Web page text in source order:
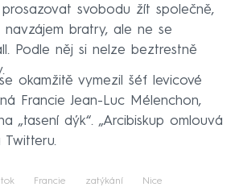
svobodu žít společně,
navzájem bratry, ale ne se
Podle něj si nelze beztrestně
okamžitě vymezil šéf levicové
Francie Jean-Luc Mélenchon,
„tasení dýk“. „Arcibiskup omlouvá
Twitteru.
Francie zatýkání Nice